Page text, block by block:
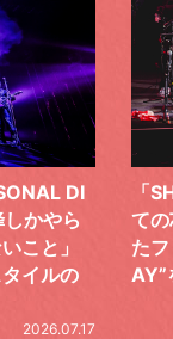
ンドとし
ぎ切っ
D
気
レ